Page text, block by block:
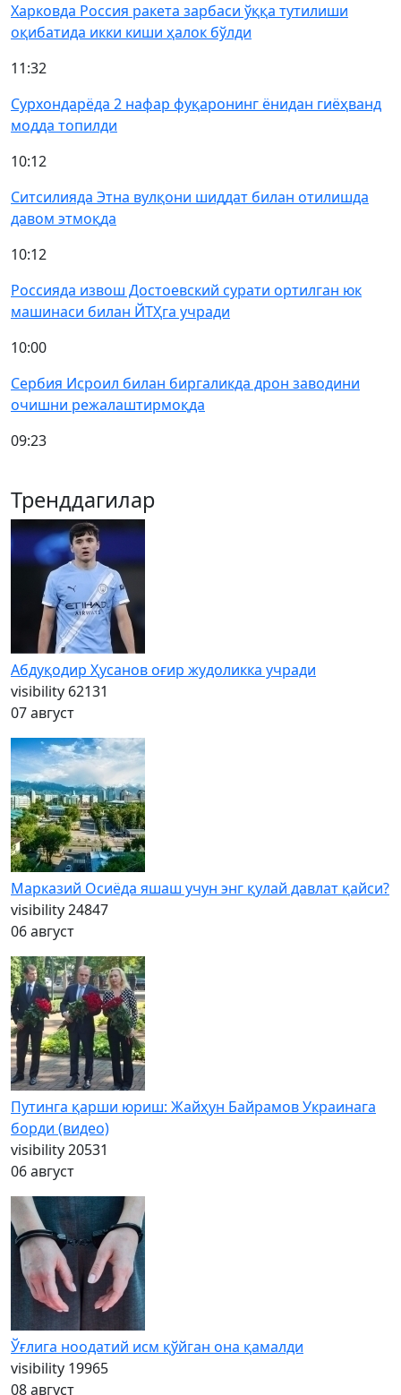
Харковда Россия ракета зарбаси ўққа тутилиши
оқибатида икки киши ҳалок бўлди
11:32
Сурхондарёда 2 нафар фуқаронинг ёнидан гиёҳванд
модда топилди
10:12
Ситсилияда Этна вулқони шиддат билан отилишда
давом этмоқда
10:12
Россияда извош Достоевский сурати ортилган юк
машинаси билан ЙТҲга учради
10:00
Сербия Исроил билан биргаликда дрон заводини
очишни режалаштирмоқда
09:23
Тренддагилар
Абдуқодир Ҳусанов оғир жудоликка учради
visibility 62131
07 август
Марказий Осиёда яшаш учун энг қулай давлат қайси?
visibility24847
06 август
Путинга қарши юриш: Жайҳун Байрамов Украинага
борди (видео)
visibility20531
06 август
Ўғлига ноодатий исм қўйган она қамалди
visibility 19965
08 август